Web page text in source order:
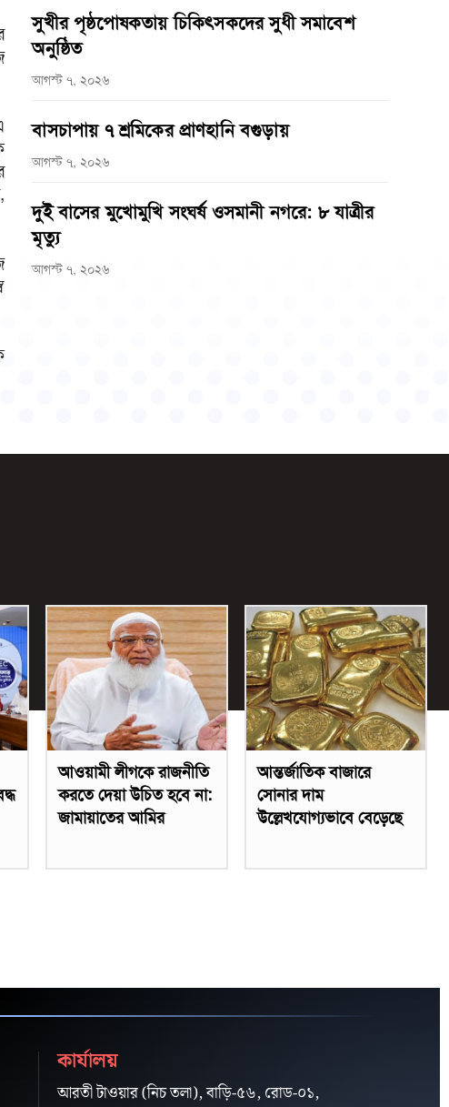
সুখীর পৃষ্ঠপোষকতায় চিকিৎসকদের সুধী সমাবেশ
অনুষ্ঠিত
আগস্ট ৭, ২০২৬
বাসচাপায় ৭ শ্রমিকের প্রাণহানি বগুড়ায়
আগস্ট ৭, ২০২৬
দুই বাসের মুখোমুখি সংঘর্ষ ওসমানী নগরে: ৮ যাত্রীর
মৃত্যু
আগস্ট ৭, ২০২৬
আওয়ামী লীগকে রাজনীতি
করতে দেয়া উচিত হবে না:
জামায়াতের আমির
আন্তর্জাতিক বাজারে
সোনার দাম
উল্লেখযোগ্যভাবে বেড়েছে
কার্যালয়
আরতী টাওয়ার (নিচ তলা), বাড়ি-৫৬, রোড-০১,